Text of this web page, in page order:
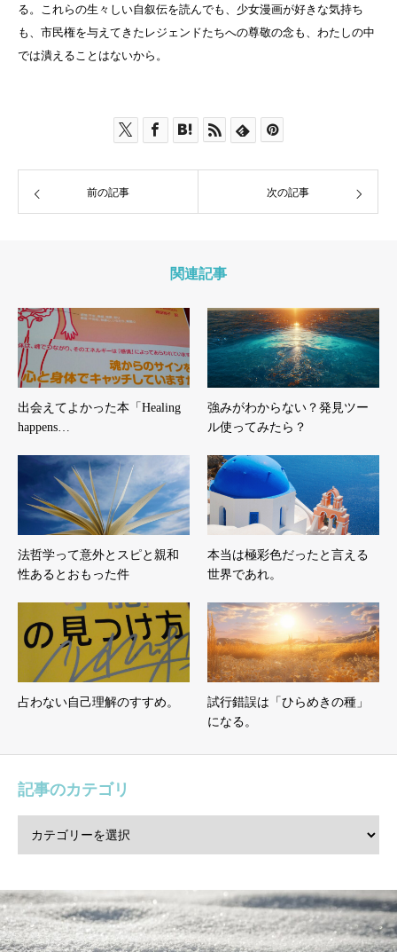
る。これらの生々しい自叙伝を読んでも、少女漫画が好きな気持ち
も、市民権を与えてきたレジェンドたちへの尊敬の念も、わたしの中
では潰えることはないから。
前の記事 次の記事
関連記事
出会えてよかった本「Healing
happens…
強みがわからない？発見ツー
ル使ってみたら？
法哲学って意外とスピと親和
性あるとおもった件
本当は極彩色だったと言える
世界であれ。
占わない自己理解のすすめ。
試行錯誤は「ひらめきの種」
になる。
記事のカテゴリ